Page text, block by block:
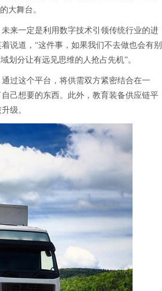
大舞台。
来一定是利用数字技术引领传统行业的进
说道，“这件事，如果我们不去做也会有别
划分让有远见思维的人抢占先机”。
过这个平台，将供需双方紧密结合在一
己想要的东西。此外，教育装备供应链平
级。